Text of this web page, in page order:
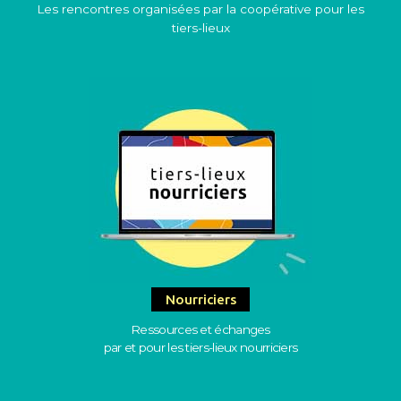
Les rencontres organisées par la coopérative pour les
tiers-lieux
Nourriciers
Ressources et échanges
par et pour les tiers-lieux nourriciers